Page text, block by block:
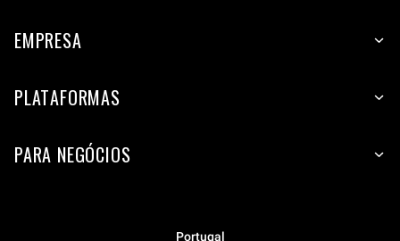
EMPRESA
PLATAFORMAS
PARA NEGÓCIOS
Portugal